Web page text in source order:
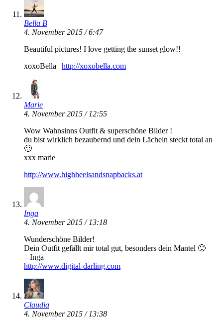
Bella B
4. November 2015 / 6:47
Beautiful pictures! I love getting the sunset glow!!
xoxoBella | http://xoxobella.com
Marie
4. November 2015 / 12:55
Wow Wahnsinns Outfit & superschöne Bilder !
du bist wirklich bezaubernd und dein Lächeln steckt total an
🙂
xxx marie
http://www.highheelsandsnapbacks.at
Inga
4. November 2015 / 13:18
Wunderschöne Bilder!
Dein Outfit gefällt mir total gut, besonders dein Mantel 🙂
– Inga
http://www.digital-darling.com
Claudia
4. November 2015 / 13:38